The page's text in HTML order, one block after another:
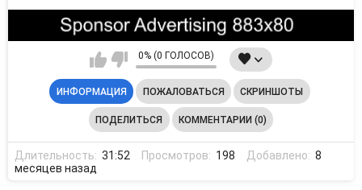
0% (0 ГОЛОСОВ)
ИНФОРМАЦИЯ ПОЖАЛОВАТЬСЯ СКРИНШОТЫ
ПОДЕЛИТЬСЯ КОММЕНТАРИИ (0)
Длительность: 31:52 Просмотров: 198 Добавлено: 8
месяцев назад